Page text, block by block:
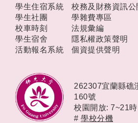
學生住宿系統
學生社團
校車時刻
學生宿舍
活動報名系統
校務及財務資訊公
學雜費專區
法規彙編
隱私權政策聲明
個資提供聲明
262307宜蘭縣礁
160號
校園開放: 7~21時
# 學校分機